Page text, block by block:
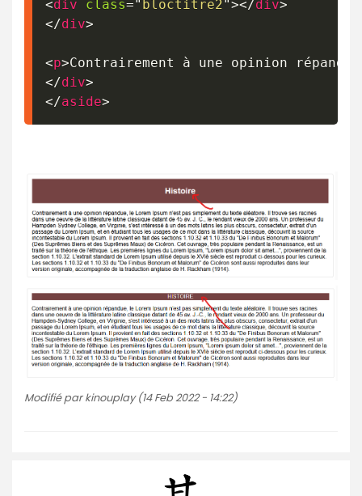
<div class=" bloctitre2"></div>
</div>
<p>Contrairement à une opinion
</div>
</aside>
Modifié par kinouplay (14 Feb 2022 - 14:22)